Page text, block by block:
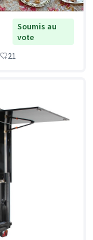
Soumis au
vote
21